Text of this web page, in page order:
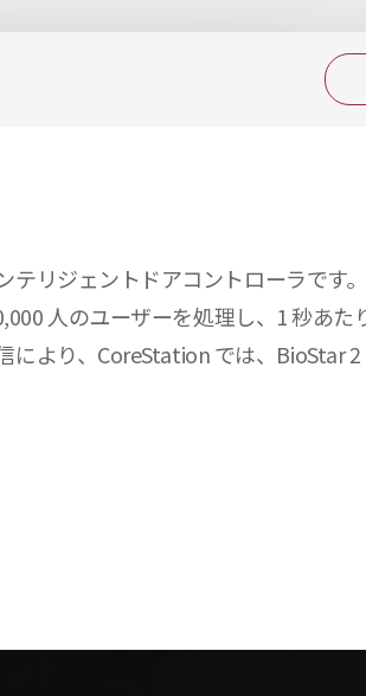
リジェントドアコントローラです。
人のユーザーを処理し、1 秒あた
により、CoreStation では、BioStar 2